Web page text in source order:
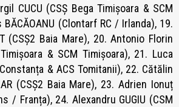
CUCU (CSȘ Bega Timișoara & SCM
(Clontarf RC / Irlanda), 19.
(CSȘ2 Baia Mare), 20. Antonio Florin
& SCM Timișoara), 21. Luca
& ACS Tomitanii), 22. Cătălin
(CSȘ2 Baia Mare), 23. Adrien Ionuț
/ Franța), 24. Alexandru GUGIU (CSM